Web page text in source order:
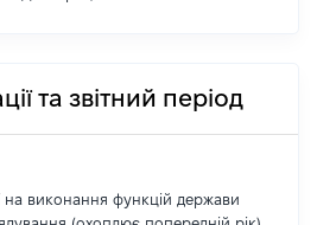
та звітний період
виконання функцій держави